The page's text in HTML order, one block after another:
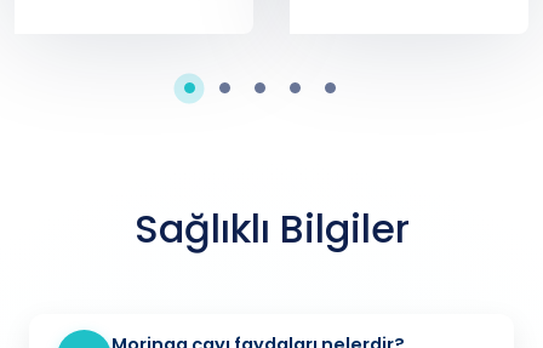
Sağlıklı Bilgiler